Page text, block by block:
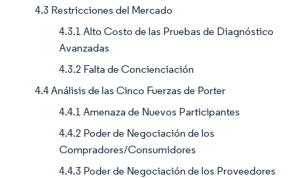
4.3 Restricciones del Mercado
4.3.1 Alto Costo de las Pruebas de Diagnóstico
Avanzadas
4.3.2 Falta de Concienciación
4.4 Análisis de las Cinco Fuerzas de Porter
4.4.1 Amenaza de Nuevos Participantes
4.4.2 Poder de Negociación de los
Compradores/Consumidores
4.4.3 Poder de Negociación de los Proveedores